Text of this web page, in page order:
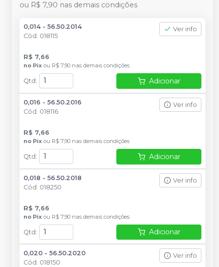
ou R$ 7,90 nas demais condições
0,014 - 56.50.2014
Cód. 018115
Ver info
R$ 7,66
no Pix ou R$ 7,90 nas demais condições
Qtd : Adicionar
0,016 - 56.50.2016
Cód. 018116
Ver info
R$ 7,66
no Pix ou R$ 7,90 nas demais condições
Qtd : Adicionar
0,018 - 56.50.2018
Cód. 018250
Ver info
R$ 7,66
no Pix ou R$ 7,90 nas demais condições
Qtd: Adicionar
0,020 - 56.50.2020
Cód. 018150
Ver info